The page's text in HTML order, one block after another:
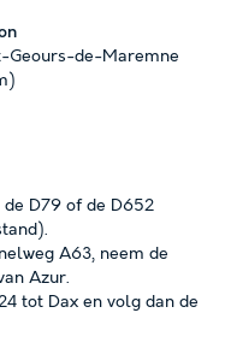
Geours-de-Maremne
D79 of de D652
A63, neem de
Azur.
tot Dax en volg dan de